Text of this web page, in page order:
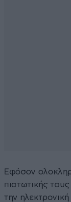
Εφόσον
πιστωτικής
την